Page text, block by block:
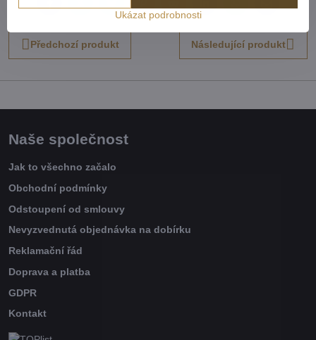
FacebookTwitterBlueskyPinterestRedditLinkedInWhatsApp
E-
Předchozí produkt Následující produkt
Naše společnost
Jak to všechno začalo
Obchodní podmínky
Odstoupení od smlouvy
Nevyzvednutá objednávka na dobírku
Reklamační řád
Doprava a platba
GDPR
Kontakt
Ukázat podrobnosti